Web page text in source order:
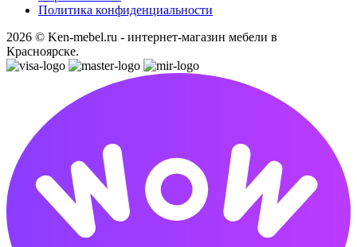
Политика конфиденциальности
2026 © Ken-mebel.ru - интернет-магазин мебели в
Красноярске.